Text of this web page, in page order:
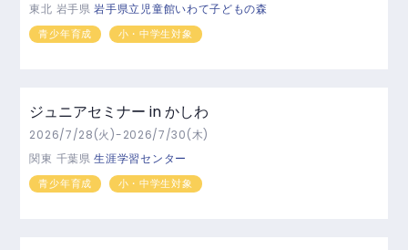
東北 岩手県岩手県立児童館いわて子どもの森
青少年育成 小・中学生対象
ジュニアセミナー in かしわ
2026/7/28(火)-2026/7/30(木)
関東 千葉県生涯学習センター
青少年育成 小・中学生対象